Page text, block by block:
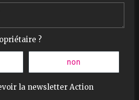
?
non
la newsletter Action